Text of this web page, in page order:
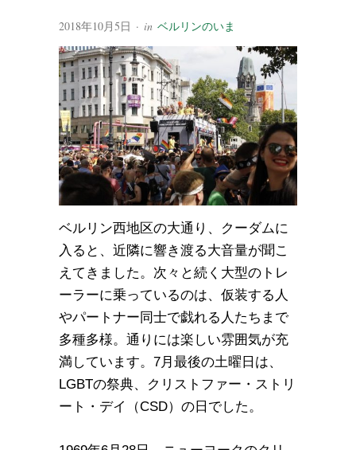
2018年10月5日 · in ベルリンのいま
ベルリン西地区の大通り、クーダムに
入ると、近隣に響き渡る大音量が聞こ
えてきました。次々と続く大型のトレ
ーラーに乗っているのは、仮装する人
やパートナー同士で戯れる人たちまで
多種多様。通りには楽しい雰囲気が充
満しています。7月最後の土曜日は、
LGBTの祭典、クリストファー・ストリ
ート・デイ（CSD）の日でした。